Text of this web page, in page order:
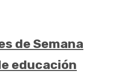
de Semana
educación